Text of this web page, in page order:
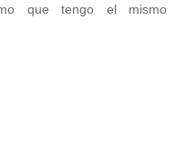
que tengo el mismo